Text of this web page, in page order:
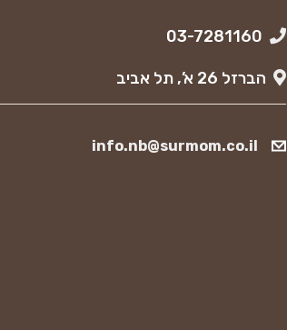
הברזל 26 א’, תל אביב
info.nb@surmom.co.il